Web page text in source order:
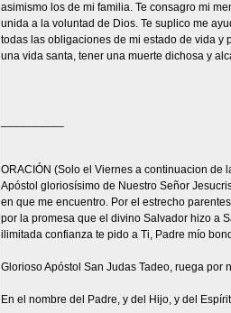
asimismo los de mi familia. Te consagro mi
unida a la voluntad de Dios. Te suplico me
todas las obligaciones de mi estado de vida y
una vida santa, tener una muerte dichosa y
ORACIÓN (Solo el Viernes a continuacion de
Apóstol gloriosísimo de Nuestro Señor
en que me encuentro. Por el estrecho
por la promesa que el divino Salvador hizo a
ilimitada confianza te pido a Ti, Padre mío
Glorioso Apóstol San Judas Tadeo, ruega por
En el nombre del Padre, y del Hijo, y del